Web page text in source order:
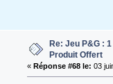
Re: Jeu P&G :
Produit Offert
« Réponse #68 le: 03